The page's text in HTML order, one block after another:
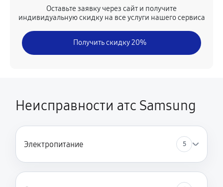
Замена платы брелка
590 руб 30 минут
Ремонт платы внешних линий
910 руб 30 минут
Оставьте заявку через сайт и получите
индивидуальную скидку на все услуги нашего сервиса
Получить скидку 20%
Неисправности атс Samsung
Электропитание 5